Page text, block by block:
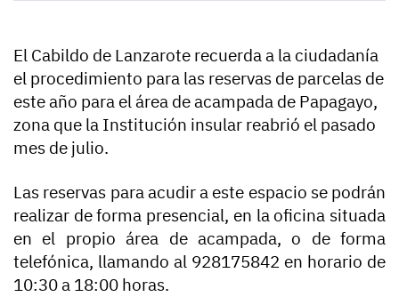
El Cabildo de Lanzarote recuerda a la ciudadanía
el procedimiento para las reservas de parcelas de
este año para el área de acampada de Papagayo,
zona que la Institución insular reabrió el pasado
mes de julio.
Las reservas para acudir a este espacio se podrán
realizar de forma presencial, en la oficina situada
en el propio área de acampada, o de forma
telefónica, llamando al 928175842 en horario de
10:30 a 18:00 horas.